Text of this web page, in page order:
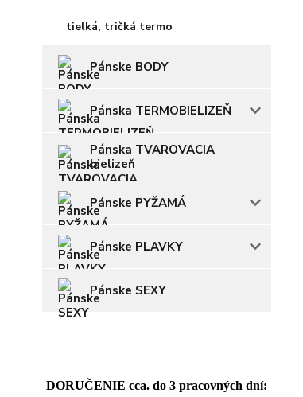
tielká, tričká termo
Pánske BODY
Pánska TERMOBIELIZEŇ
Pánska TVAROVACIA
bielizeň
Pánske PYŽAMÁ
Pánske PLAVKY
Pánske SEXY
DORUČENIE cca. do 3 pracovných dní: